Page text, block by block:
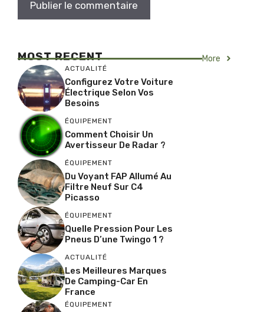
MOST RECENT More
ACTUALITÉ
Configurez Votre Voiture
Électrique Selon Vos
Besoins
ÉQUIPEMENT
Comment Choisir Un
Avertisseur De Radar ?
ÉQUIPEMENT
Du Voyant FAP Allumé Au
Filtre Neuf Sur C4
Picasso
ÉQUIPEMENT
Quelle Pression Pour Les
Pneus D’une Twingo 1 ?
ACTUALITÉ
Les Meilleures Marques
De Camping-Car En
France
ÉQUIPEMENT